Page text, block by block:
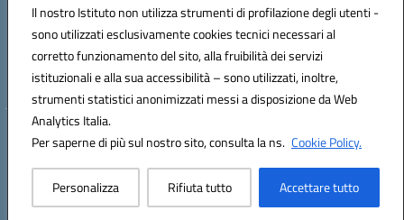
Il nostro Istituto non utilizza strumenti di profilazione degli utenti -
sono utilizzati esclusivamente cookies tecnici necessari al
corretto funzionamento del sito, alla fruibilità dei servizi
istituzionali e alla sua accessibilità – sono utilizzati, inoltre,
strumenti statistici anonimizzati messi a disposizione da Web
Analytics Italia.
Per saperne di più sul nostro sito, consulta la ns. Cookie Policy.
Personalizza Rifiuta tutto Accettare tutto
Codice fiscale: 80006190617
Codice meccanografico:CEIC8AN00R
Codice Indice delle Pubbliche Amministrazioni (IPA): icmvce
Codice unico di fatturazione (CUF): UFORSV
Hosting & Powered by 3D Solution S.r.l.
Concept & Design by Designers Italia